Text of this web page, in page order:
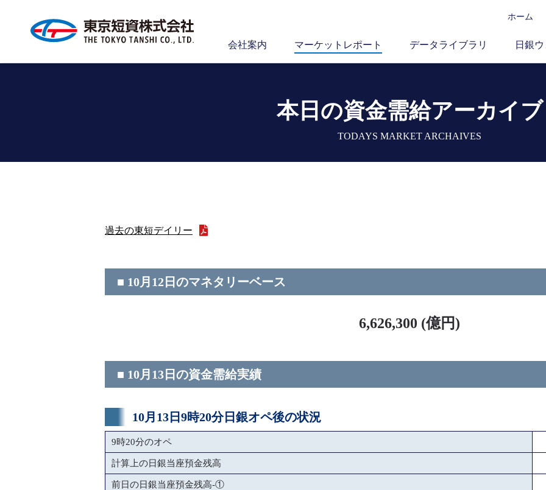
ホーム
会社案内 マーケットレポート データライブラリ 日銀
本日の資金需給アーカイブ
TODAYS MARKET ARCHAIVES
過去の東短デイリー
■ 10月12日のマネタリーベース
6,626,300 (億円)
■ 10月13日の資金需給実績
10月13日9時20分日銀オペ後の状況
9時20分のオペ
計算上の日銀当座預金残高
前日の日銀当座預金残高-①